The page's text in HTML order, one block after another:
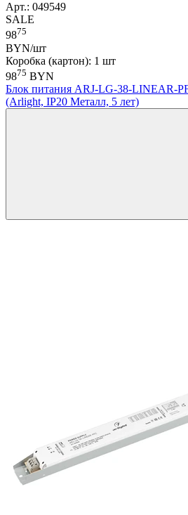
Арт.: 049549
SALE
9875
BYN/шт
Коробка (картон): 1 шт
9875 BYN
Блок питания ARJ-LG-38-LINEAR-
(Arlight, IP20 Металл, 5 лет)